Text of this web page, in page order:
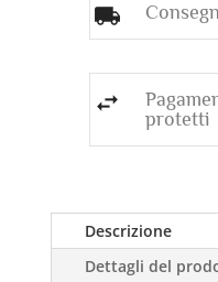
protetti
Descrizione
Dettagli del